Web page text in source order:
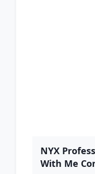
NYX
With Me